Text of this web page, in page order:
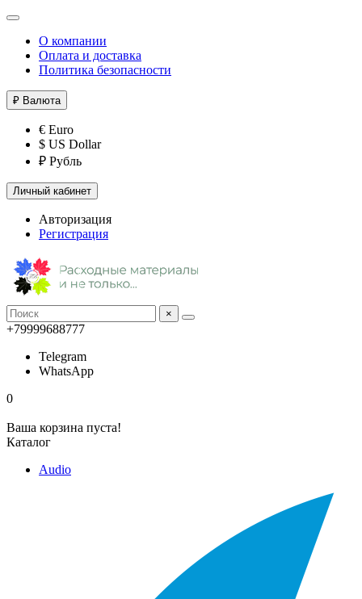
О компании
Оплата и доставка
Политика безопасности
₽ Валюта
€ Euro
$ US Dollar
₽ Рубль
Личный кабинет
Авторизация
Регистрация
×
+79999688777
Telegram
WhatsApp
0
Ваша корзина пуста!
Каталог
Audio